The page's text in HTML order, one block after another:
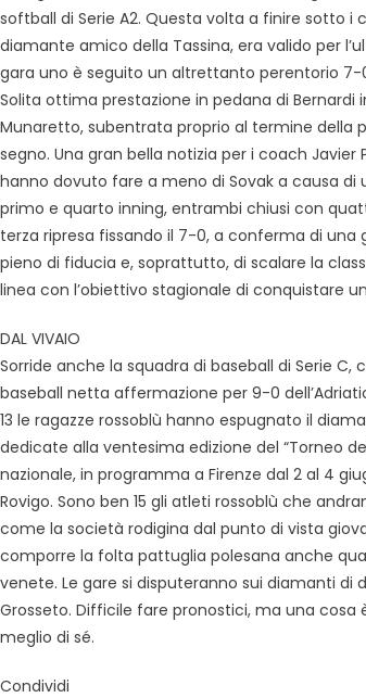
softball di Serie A2. Questa volta a finire sotto i
diamante amico della Tassina, era valido per
gara uno è seguito un altrettanto perentorio 7-
Solita ottima prestazione in pedana di
Munaretto, subentrata proprio al termine della
segno. Una gran bella notizia per i coach
hanno dovuto fare a meno di Sovak a causa di
primo e quarto inning, entrambi chiusi con
terza ripresa fissando il 7-0, a conferma di
pieno di fiducia e, soprattutto, di scalare la
linea con l’obiettivo stagionale di conquistare
DAL VIVAIO
Sorride anche la squadra di baseball di Serie C,
baseball netta affermazione per 9-0
13 le ragazze rossoblù hanno espugnato il
dedicate alla ventesima edizione del “Torneo
nazionale, in programma a Firenze dal 2 al 4
Rovigo. Sono ben 15 gli atleti rossoblù che
come la società rodigina dal punto di vista
comporre la folta pattuglia polesana anche
venete. Le gare si disputeranno sui diamanti di
Grosseto. Difficile fare pronostici, ma una cosa
meglio di sé.
Condividi